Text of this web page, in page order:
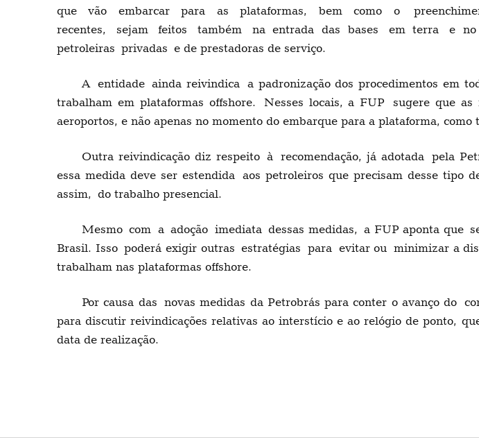
que vão embarcar para as plataformas, bem como o
recentes, sejam feitos também na entrada das bases em terra e no
petroleiras privadas e de prestadoras de serviço.
A entidadeainda reivindica a padronização dos procedimentos em
trabalham em plataformas offshore. Nesses locais, a FUP sugere que as
aeroportos, e não apenas no momento do embarque para a plataforma, como
Outra reivindicação diz respeitoà recomendação, já adotadapela
essa medida deve ser estendida aos petroleiros que precisam desse tipo
assim, do trabalho presencial.
Mesmocom aadoção imediatadessas medidas,a FUP aponta que
Brasil. Issopoderá exigir outrasestratégias para evitar ou minimizar a
trabalham nas plataformas offshore.
Por causa das novas medidas da Petrobrás para conter o avanço do
para discutir reivindicações relativas ao interstício e ao relógio de ponto,
data de realização.